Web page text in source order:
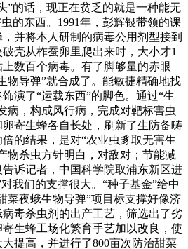
”的话，现正在贫乏的就是一种能无
的东西。1991年，彭辉银带领的课
并将本人研制的病毒公用剂型接到
壳从柞蚕卵里爬出来时，大小才1
数百个病毒。有了脚够量的赤眼
物导弹”就合成了。能敏捷精确地找
演了“运载东西”的脚色。通过“生
病，构成风行病，完成对靶标害虫
寄生蜂各自长处，刷新了生防备畴
的结果，是对“农业虫豸取无害生
物杀虫方针明白，对敌对；节能减
诉记者，中国科学院取浦东新区进
我们的支撑很大。“种子基金”给中
菜夜蛾生物导弹”项目标支撑好像济
毒杀虫剂的出产工艺，筛选出了劣
生蜂工场化繁育手艺加以改良，使
提高，并进行了800亩次防治甜菜